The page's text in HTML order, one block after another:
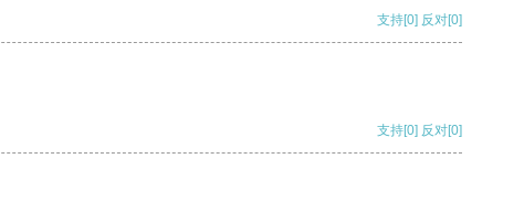
支持[0] 反对[0]
支持[0] 反对[0]